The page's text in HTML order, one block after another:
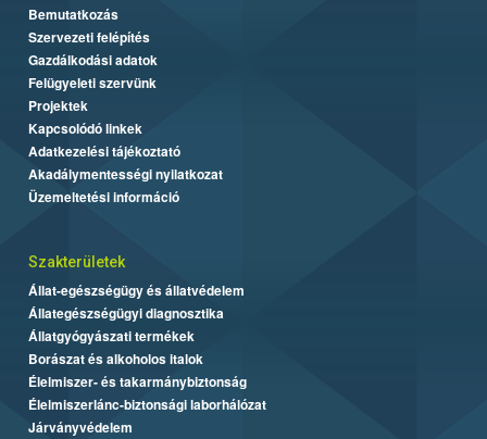
Bemutatkozás
Szervezeti felépítés
Gazdálkodási adatok
Felügyeleti szervünk
Projektek
Kapcsolódó linkek
Adatkezelési tájékoztató
Akadálymentességi nyilatkozat
Üzemeltetési információ
Szakterületek
Állat-egészségügy és állatvédelem
Állategészségügyi diagnosztika
Állatgyógyászati termékek
Borászat és alkoholos italok
Élelmiszer- és takarmánybiztonság
Élelmiszerlánc-biztonsági laborhálózat
Járványvédelem